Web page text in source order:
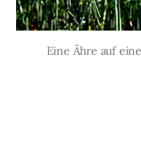
Eine Ähre auf